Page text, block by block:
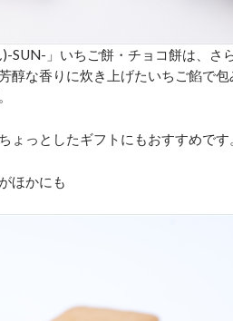
SUN-」いちご餅・チョコ餅は、さ
醇な香りに炊き上げたいちご餡で
ょっとしたギフトにもおすすめです
ほかにも